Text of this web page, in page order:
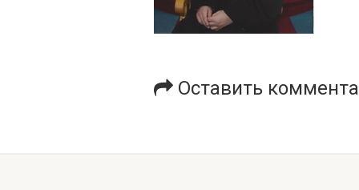
Оставить